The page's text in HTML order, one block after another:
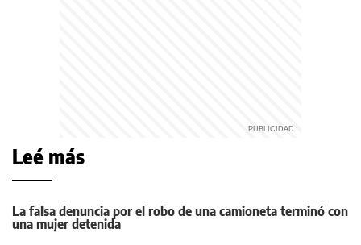
Leé más
La falsa denuncia por el robo de una camioneta terminó con
una mujer detenida